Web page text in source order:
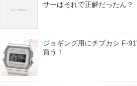
サーはそれで正解だったん？
ジョギング用にチプカシ F-
買う！